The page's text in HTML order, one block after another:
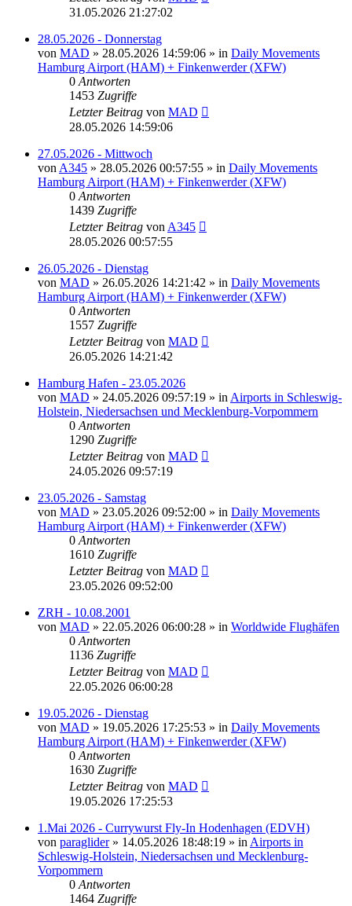
31.05.2026 21:27:02
28.05.2026 - Donnerstag
von MAD » 28.05.2026 14:59:06 » in Daily Movements
Hamburg Airport (HAM) + Finkenwerder (XFW)
0 Antworten
1453 Zugriffe
Letzter Beitrag von MAD
28.05.2026 14:59:06
27.05.2026 - Mittwoch
von A345 » 28.05.2026 00:57:55 » in Daily Movements
Hamburg Airport (HAM) + Finkenwerder (XFW)
0 Antworten
1439 Zugriffe
Letzter Beitrag von A345
28.05.2026 00:57:55
26.05.2026 - Dienstag
von MAD » 26.05.2026 14:21:42 » in Daily Movements
Hamburg Airport (HAM) + Finkenwerder (XFW)
0 Antworten
1557 Zugriffe
Letzter Beitrag von MAD
26.05.2026 14:21:42
Hamburg Hafen - 23.05.2026
von MAD » 24.05.2026 09:57:19 » in Airports in Schleswig-
Holstein, Niedersachsen und Mecklenburg-Vorpommern
0 Antworten
1290 Zugriffe
Letzter Beitrag von MAD
24.05.2026 09:57:19
23.05.2026 - Samstag
von MAD » 23.05.2026 09:52:00 » in Daily Movements
Hamburg Airport (HAM) + Finkenwerder (XFW)
0 Antworten
1610 Zugriffe
Letzter Beitrag von MAD
23.05.2026 09:52:00
ZRH - 10.08.2001
von MAD » 22.05.2026 06:00:28 » in Worldwide Flughäfen
0 Antworten
1136 Zugriffe
Letzter Beitrag von MAD
22.05.2026 06:00:28
19.05.2026 - Dienstag
von MAD » 19.05.2026 17:25:53 » in Daily Movements
Hamburg Airport (HAM) + Finkenwerder (XFW)
0 Antworten
1630 Zugriffe
Letzter Beitrag von MAD
19.05.2026 17:25:53
1.Mai 2026 - Currywurst Fly-In Hodenhagen (EDVH)
von paraglider» 14.05.2026 18:48:19 » in Airports in
Schleswig-Holstein, Niedersachsen und Mecklenburg-
Vorpommern
0 Antworten
1464 Zugriffe